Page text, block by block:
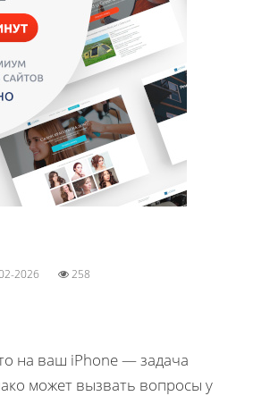
02-2026 258
на ваш iPhone — задача
может вызвать вопросы у